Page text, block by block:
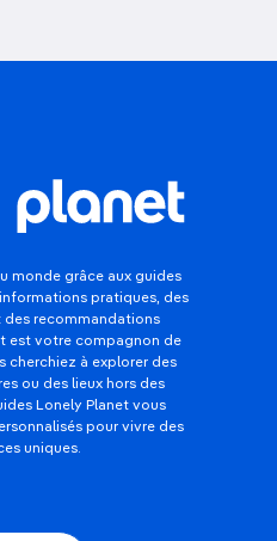
monde grâce aux guides
pratiques, des
des recommandations
est votre compagnon de
cherchiez à explorer des
ou des lieux hors des
Lonely Planet vous
pour vivre des
uniques.